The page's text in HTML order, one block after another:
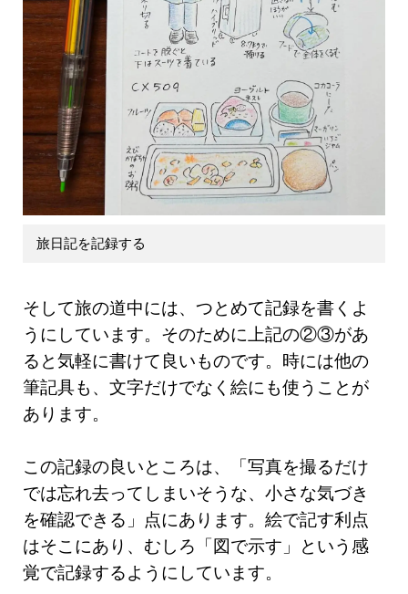
旅日記を記録する
そして旅の道中には、つとめて記録を書くよ
うにしています。そのために上記の②③があ
ると気軽に書けて良いものです。時には他の
筆記具も、文字だけでなく絵にも使うことが
あります。
この記録の良いところは、「写真を撮るだけ
では忘れ去ってしまいそうな、小さな気づき
を確認できる」点にあります。絵で記す利点
はそこにあり、むしろ「図で示す」という感
覚で記録するようにしています。